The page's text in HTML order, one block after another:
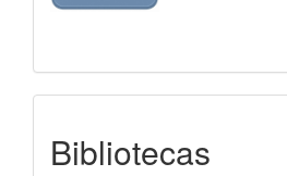
Bibliotecas